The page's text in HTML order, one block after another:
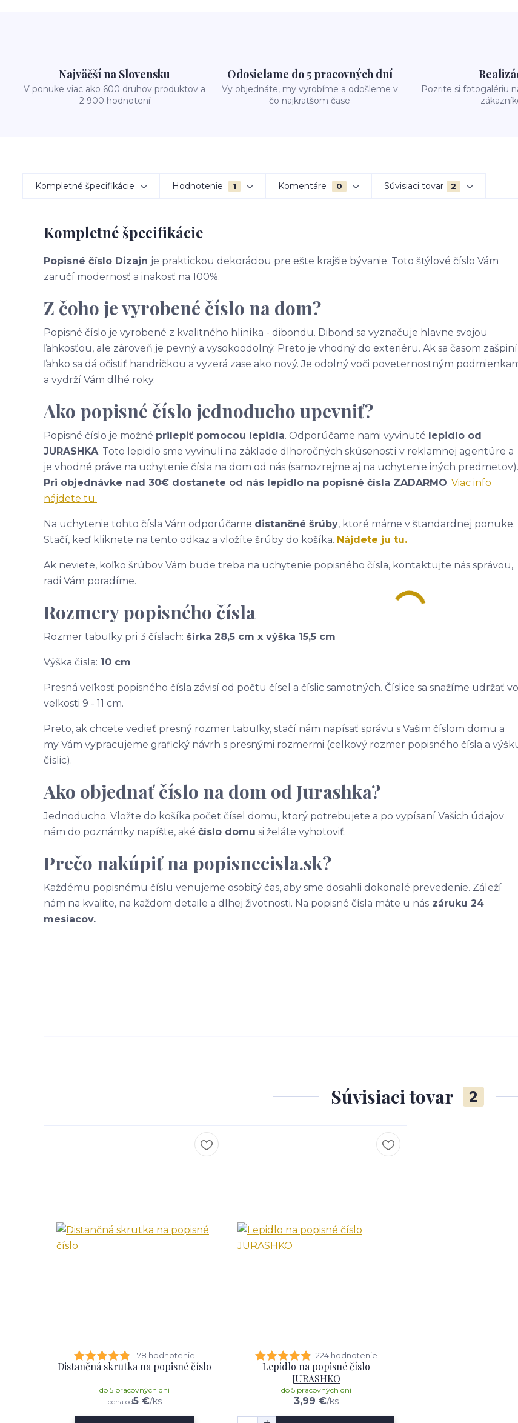
Najväčší na Slovensku
V ponuke viac ako 600 druhov produktov a
2 900 hodnotení
Odosielame do 5 pracovných dní
Vy objednáte, my vyrobíme a odošleme v
čo najkratšom čase
Pozrite si fotogalériu
Kompletné špecifikácie Hodnotenie 1 Komentáre 0 Súvisiaci tovar 2
Kompletné špecifikácie
Popisné číslo Dizajn je praktickou dekoráciou pre ešte krajšie bývanie. Toto štýlové číslo Vám
zaručí modernosť a inakosť na 100%.
Z čoho je vyrobené číslo na dom?
Popisné číslo je vyrobené z kvalitného hliníka - dibondu. Dibond sa vyznačuje hlavne svojou
ľahkosťou, ale zároveň je pevný a vysokoodolný. Preto je vhodný do exteriéru. Ak sa časom
ľahko sa dá očistiť handričkou a vyzerá zase ako nový. Je odolný voči poveternostným
a vydrží Vám dlhé roky.
Ako popisné číslo jednoducho upevniť?
Popisné číslo je možné prilepiť pomocou lepidla. Odporúčame nami vyvinuté lepidlo od
JURASHKA. Toto lepidlo sme vyvinuli na základe dlhoročných skúseností v reklamnej agentúre a
je vhodné práve na uchytenie čísla na dom od nás (samozrejme aj na uchytenie iných predmetov).
Pri objednávke nad 30€ dostanete od nás lepidlo na popisné čísla ZADARMO. Viac info
nájdete tu.
Na uchytenie tohto čísla Vám odporúčame distančné šrúby, ktoré máme v štandardnej ponuke.
Stačí, keď kliknete na tento odkaz a vložíte šrúby do košíka. Nájdete ju tu.
Ak neviete, koľko šrúbov Vám bude treba na uchytenie popisného čísla, kontaktujte nás správou,
radi Vám poradíme.
Rozmery popisného čísla
Rozmer tabuľky pri 3 číslach: šírka 28,5 cm x výška 15,5 cm
Výška čísla: 10 cm
Presná veľkosť popisného čísla závisí od počtu čísel a číslic samotných. Číslice sa snažíme udržať vo
veľkosti 9 - 11 cm.
Preto, ak chcete vedieť presný rozmer tabuľky, stačí nám napísať správu s Vašim číslom domu a
my Vám vypracujeme grafický návrh s presnými rozmermi (celkový rozmer popisného čísla a
číslic).
Ako objednať číslo na dom od Jurashka?
Jednoducho. Vložte do košíka počet čísel domu, ktorý potrebujete a po vypísaní Vašich údajov
nám do poznámky napíšte, aké číslo domu si želáte vyhotoviť.
Prečo nakúpiť na popisnecisla.sk?
Každému popisnému číslu venujeme osobitý čas, aby sme dosiahli dokonalé prevedenie. Záleží
nám na kvalite, na každom detaile a dlhej životnosti. Na popisné čísla máte u nás záruku 24
mesiacov.
Súvisiaci tovar 2
178 hodnotenie
Distančná skrutka na popisné číslo
cena od5 €/ks
do 5 pracovných dní
224 hodnotenie
Lepidlo na popisné číslo
JURASHKO
3,99 €/ks
do 5 pracovných dní